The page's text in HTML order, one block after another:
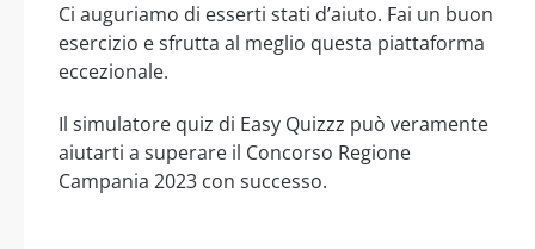
Ci auguriamo di esserti stati d’aiuto. Fai un buon
esercizio e sfrutta al meglio questa piattaforma
eccezionale.
Il simulatore quiz di Easy Quizzz può veramente
aiutarti a superare il Concorso Regione
Campania 2023 con successo.